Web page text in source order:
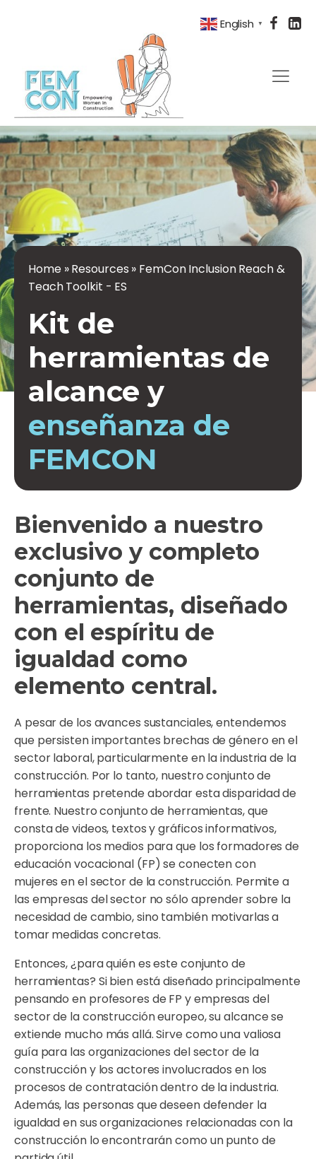
English ▼
Home»Resources » FemCon Inclusion Reach &
Teach Toolkit - ES
Kit de
herramientas de
alcance y
enseñanza de
FEMCON
Bienvenido a nuestro
exclusivo y completo
conjunto de
herramientas, diseñado
con el espíritu de
igualdad como
elemento central.
A pesar de los avances sustanciales, entendemos
que persisten importantes brechas de género en el
sector laboral, particularmente en la industria de la
construcción. Por lo tanto, nuestro conjunto de
herramientas pretende abordar esta disparidad de
frente. Nuestro conjunto de herramientas, que
consta de videos, textos y gráficos informativos,
proporciona los medios para que los formadores de
educación vocacional (FP) se conecten con
mujeres en el sector de la construcción. Permite a
las empresas del sector no sólo aprender sobre la
necesidad de cambio, sino también motivarlas a
tomar medidas concretas.
Entonces, ¿para quién es este conjunto de
herramientas? Si bien está diseñado principalmente
pensando en profesores de FP y empresas del
sector de la construcción europeo, su alcance se
extiende mucho más allá. Sirve como una valiosa
guía para las organizaciones del sector de la
construcción y los actores involucrados en los
procesos de contratación dentro de la industria.
Además, las personas que deseen defender la
igualdad en sus organizaciones relacionadas con la
construcción lo encontrarán como un punto de